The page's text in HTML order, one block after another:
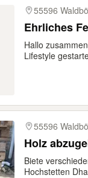
55596
Ehrliches
Hallo
Lifestyle
55596
Holz
Biete
Hochstetten